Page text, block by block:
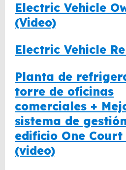
Electric Vehicle
(Video)
Electric Vehicle
Planta de
torre de oficinas
comerciales +
sistema de
edificio One Court
(video)